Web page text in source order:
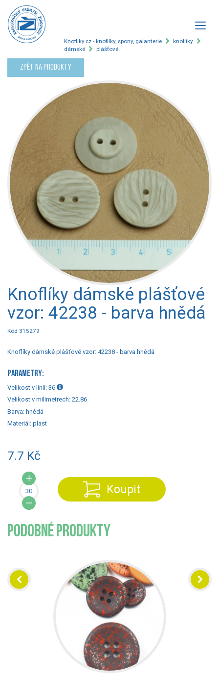
Knofliky.cz - knoflíky, spony, galanterie
knoflíky
dámské
plášťové
Zpět na produkty
Knoflíky dámské plášťové
vzor: 42238 - barva hnědá
Kód 315279
Knoflíky dámské plášťové vzor: 42238 - barva hnědá
PARAMETRY:
Velikost v linií: 36
Velikost v milimetrech: 22.86
Barva: hnědá
Materiál: plast
7.7 Kč
Koupit
PODOBNÉ PRODUKTY